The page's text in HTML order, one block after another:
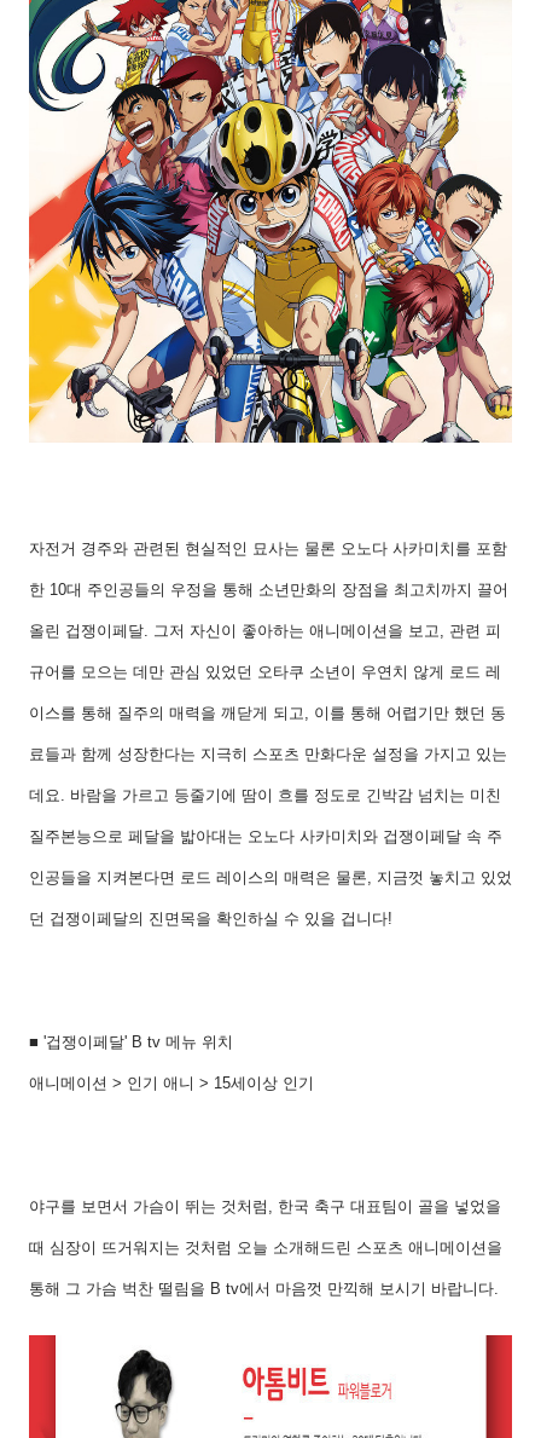
자전거 경주와 관련된 현실적인 묘사는 물론 오노다 사카미치를 포함
한 10대 주인공들의 우정을 통해 소년만화의 장점을 최고치까지 끌어
올린 겁쟁이페달. 그저 자신이 좋아하는 애니메이션을 보고, 관련 피
규어를 모으는 데만 관심 있었던 오타쿠 소년이 우연치 않게 로드 레
이스를 통해 질주의 매력을 깨닫게 되고, 이를 통해 어렵기만 했던 동
료들과 함께 성장한다는 지극히 스포츠 만화다운 설정을 가지고 있는
데요. 바람을 가르고 등줄기에 땀이 흐를 정도로 긴박감 넘치는 미친
질주본능으로 페달을 밟아대는 오노다 사카미치와 겁쟁이페달 속 주
인공들을 지켜본다면 로드 레이스의 매력은 물론, 지금껏 놓치고 있었
던 겁쟁이페달의 진면목을 확인하실 수 있을 겁니다!
■ '겁쟁이페달' B tv 메뉴 위치
애니메이션 > 인기 애니 > 15세이상 인기
야구를 보면서 가슴이 뛰는 것처럼, 한국 축구 대표팀이 골을 넣었을
때 심장이 뜨거워지는 것처럼 오늘 소개해드린 스포츠 애니메이션을
통해 그 가슴 벅찬 떨림을 B tv에서 마음껏 만끽해 보시기 바랍니다.